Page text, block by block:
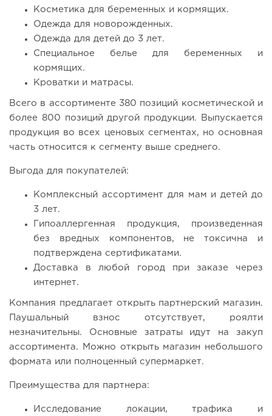
Косметика для беременных и кормящих.
Одежда для новорожденных.
Одежда для детей до 3 лет.
Специальное белье для беременных и
кормящих.
Кроватки и матрасы.
Всего в ассортименте 380 позиций косметической и
более 800 позиций другой продукции. Выпускается
продукция во всех ценовых сегментах, но основная
часть относится к сегменту выше среднего.
Выгода для покупателей:
Комплексный ассортимент для мам и детей до
3 лет.
Гипоаллергенная продукция, произведенная
без вредных компонентов, не токсична и
подтверждена сертификатами.
Доставка в любой город при заказе через
интернет.
Компания предлагает открыть партнерский магазин.
Паушальный взнос отсутствует, роялти
незначительны. Основные затраты идут на закуп
ассортимента. Можно открыть магазин небольшого
формата или полноценный супермаркет.
Преимущества для партнера:
Исследование локации, трафика и